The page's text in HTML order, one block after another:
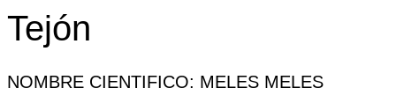
Tejón
NOMBRE CIENTIFICO: MELES MELES